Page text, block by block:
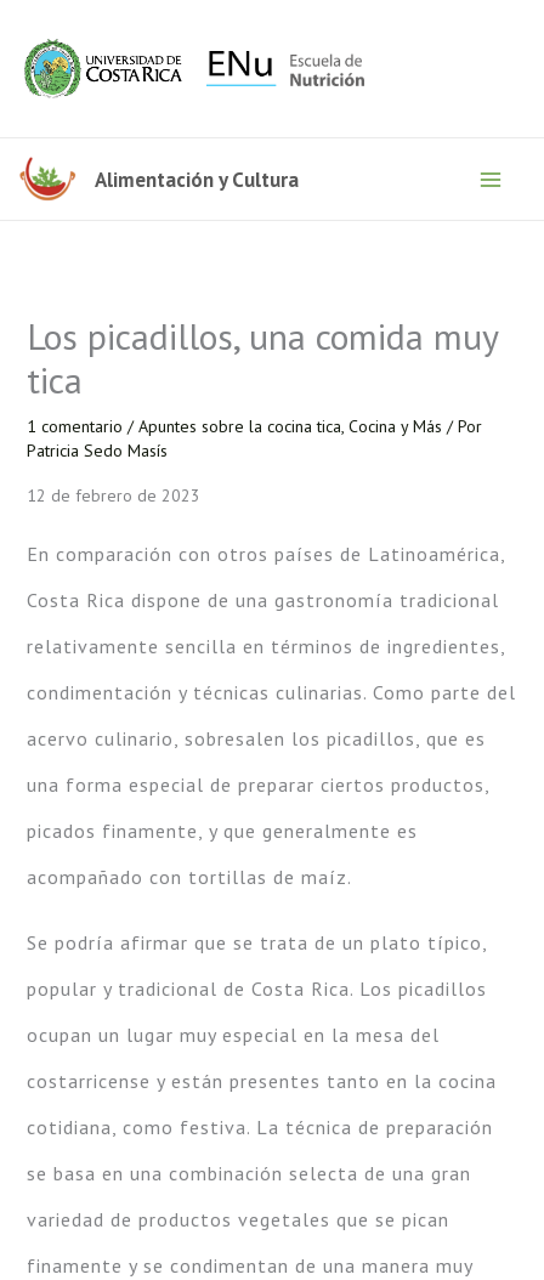
contenido
Alimentación y Cultura
Los picadillos, una comida muy
tica
1 comentario /Apuntes sobre la cocina tica, Cocina y Más / Por
Patricia Sedo Masís
12 de febrero de 2023
En comparación con otros países de Latinoamérica,
Costa Rica dispone de una gastronomía tradicional
relativamente sencilla en términos de ingredientes,
condimentación y técnicas culinarias. Como parte del
acervo culinario, sobresalen los picadillos, que es
una forma especial de preparar ciertos productos,
picados finamente, y que generalmente es
acompañado con tortillas de maíz.
Se podría afirmar que se trata de un plato típico,
popular y tradicional de Costa Rica. Los picadillos
ocupan un lugar muy especial en la mesa del
costarricense y están presentes tanto en la cocina
cotidiana, como festiva. La técnica de preparación
se basa en una combinación selecta de una gran
variedad de productos vegetales que se pican
finamente y se condimentan de una manera muy